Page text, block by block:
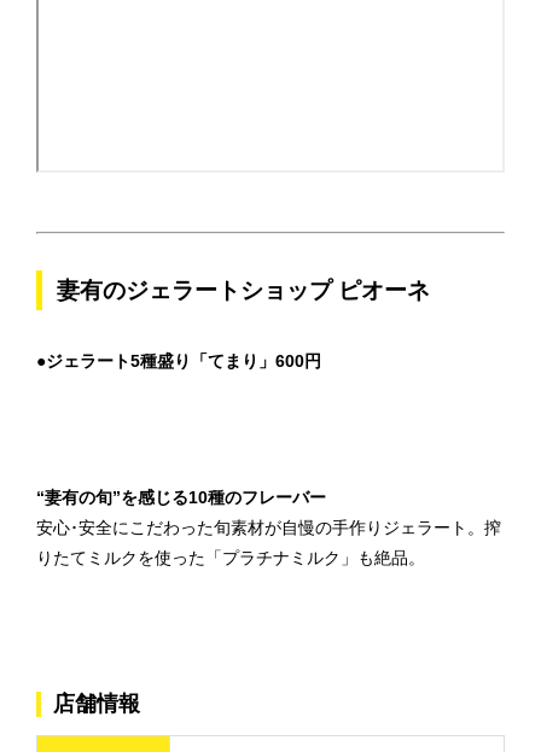
妻有のジェラートショップ ピオーネ
●ジェラート5種盛り「てまり」600円
“妻有の旬”を感じる10種のフレーバー
安心･安全にこだわった旬素材が自慢の手作りジェラート。搾
りたてミルクを使った「プラチナミルク」も絶品。
店舗情報